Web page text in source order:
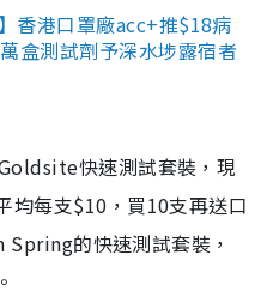
香港口罩廠acc+推$18病
盒測試劑予深水埗露宿者
快速測試套裝，現
均每支$10，買10支再送口
的快速測試套裝，